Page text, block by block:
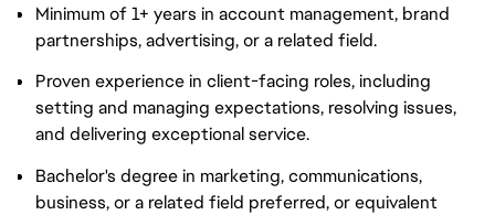
Minimum of 1+ years in account management, brand
partnerships, advertising, or a related field.
Proven experience in client-facing roles, including
setting and managing expectations, resolving issues,
and delivering exceptional service.
Bachelor's degree in marketing, communications,
business, or a related field preferred, or equivalent